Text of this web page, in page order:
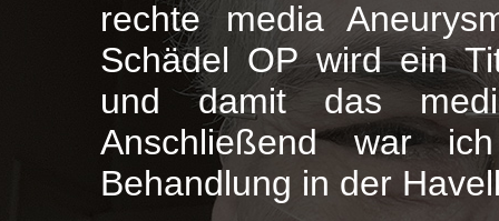
rechte media
Schädel OP wird ein
und damit das
Anschließend war
Behandlung in der